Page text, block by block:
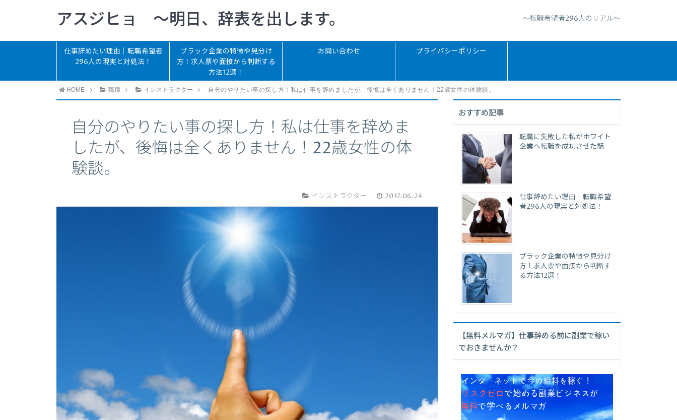
アスジヒョ 〜明日、辞表を出します。 〜転職希望者296人のリアル〜
仕事辞めたい理由｜転職希望者
296人の現実と対処法！
ブラック企業の特徴や見分け
方！求人票や面接から判断する
方法12選！
お問い合わせ プライバシーポリシー
HOME 職種 インストラクター 自分のやりたい事の探し方！私は仕事を辞めましたが、後悔は全くありません！22歳女性の体験談。
自分のやりたい事の探し方！私は仕事を辞めま
したが、後悔は全くありません！22歳女性の体
験談。
インストラクター 2017.06.24
おすすめ記事
転職に失敗した私がホワイト
企業へ転職を成功させた話
仕事辞めたい理由｜転職希望
者296人の現実と対処法！
ブラック企業の特徴や見分け
方！求人票や面接から判断す
る方法12選！
【無料メルマガ】仕事辞める前に副業で稼い
でおきませんか？